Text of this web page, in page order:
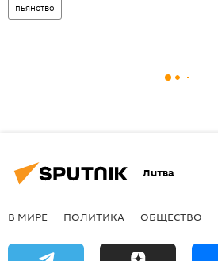
пьянство
Литва
В МИРЕ ПОЛИТИКА ОБЩЕСТВО